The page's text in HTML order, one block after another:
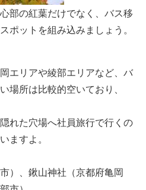
部の紅葉だけでなく、バス移
ポットを組み込みましょう。
エリアや綾部エリアなど、バ
場所は比較的空いており、
れた穴場へ社員旅行で行くの
ますよ。
）、鍬山神社（京都府亀岡